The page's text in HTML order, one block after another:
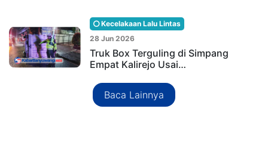
Kecelakaan Lalu Lintas
28 Jun 2026
Truk Box Terguling di Simpang
Empat Kalirejo Usai…
Baca Lainnya